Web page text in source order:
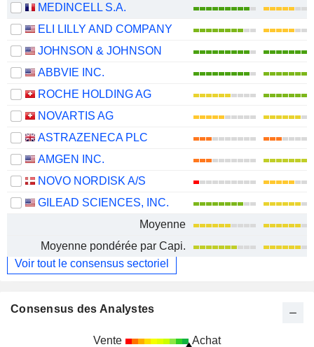
MEDINCELL S.A.
ELI LILLY AND COMPANY
JOHNSON & JOHNSON
ABBVIE INC.
ROCHE HOLDING AG
NOVARTIS AG
ASTRAZENECA PLC
AMGEN INC.
NOVO NORDISK A/S
GILEAD SCIENCES, INC.
Moyenne
Moyenne pondérée par Capi.
Voir tout le consensus sectoriel
Consensus des Analystes
Vente Achat